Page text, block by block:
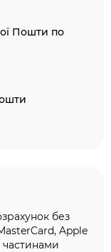
Пошти по
без
Apple
частинами